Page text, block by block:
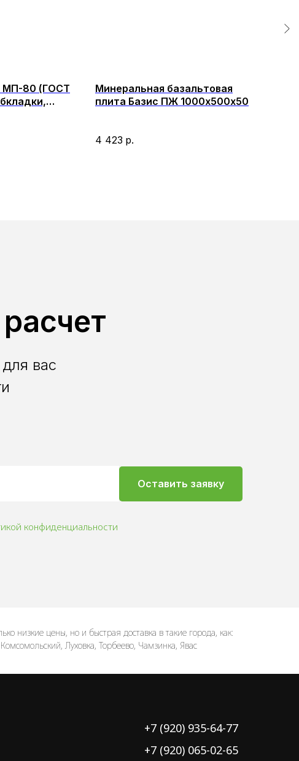
МП-80 (ГОСТ
Минеральная базальтовая
плита Базис ПЖ 1000х500х50
4 423 р.
вас
Оставить заявку
конфиденциальности
низкие цены, но и быстрая доставка в такие города, как:
Луховка, Торбеево, Чамзинка, Явас
+7 (920) 935-64-77
+7 (920) 065-02-65